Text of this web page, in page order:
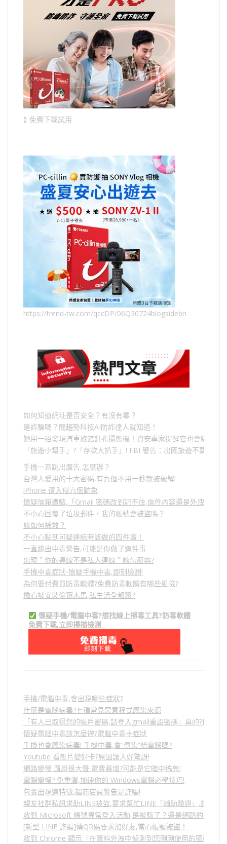
⟫ 免費下載試用
https://trend-tw.com/qccDP/06Q30724blogsidebn
如何知道網址是否安全？有沒有毒？
是詐騙嗎？問趨勢科技AI防詐達人就知道！
她用一招發現汽車旅館針孔攝影機！資安專家提醒它也會駭人成
「旅遊小幫手」 ? 「存款大扒手」 ! FBI 警告：出國旅遊不要做的
手機一直跳出廣告,怎麼辦？
台灣人愛用的十大密碼,有九個不用一秒就被破解!
iPhone 遭入侵六個跡象
懷疑信箱遭駭,「Gmail 密碼改到記不住,信件內容還是外洩？」,
不小心回覆了垃圾郵件，我的帳號會被盜嗎？
該如何補救？
不小心點到可疑連結時該做的四件事！
一直跳出中毒警告,可能是你做了這件事
出現＂你的連線不是私人連線＂該怎麼辦?
手機中毒症狀-懷疑手機中毒,即刻檢測!
為何要付費買防毒軟體?免費防毒軟體有哪些風險?
擔心被安裝偷窺木馬,私生活全都露?
懷疑手機/電腦中毒?想找線上掃毒工具?防毒軟體
免費下載,立即掃描檢測
手機/電腦中毒,會出現哪些症狀?
什麼是電腦病毒?七種常見惡意程式感染來源
「有人已取得您的帳戶密碼,請登入gmail重設密碼」真的?假的?5
懷疑電腦中毒該怎麼辦?電腦中毒十症狀
手機也會感染病毒! 手機中毒,會”傳染”給電腦嗎?
Youtube 看影片變好卡?原因讓人好驚訝!
網路變慢 風扇很大聲 電費暴增?可能是它暗中搞鬼!
電腦變慢? 免重灌,加速你的 Windows電腦必學技巧!
包裹出現這特徵,超商店員警告是詐騙!
親友社群私訊求助LINE被盜,要求幫忙LINE「輔助驗證」,詐騙
收到 Microsoft 帳號異常登入活動,是被駭了？還是網路釣魚？
[新型 LINE 詐騙]傳QR碼要求加好友,當心帳號被盜！
收到 Chrome 顯示「在資料外洩中偵測到您剛剛使用的密碼」